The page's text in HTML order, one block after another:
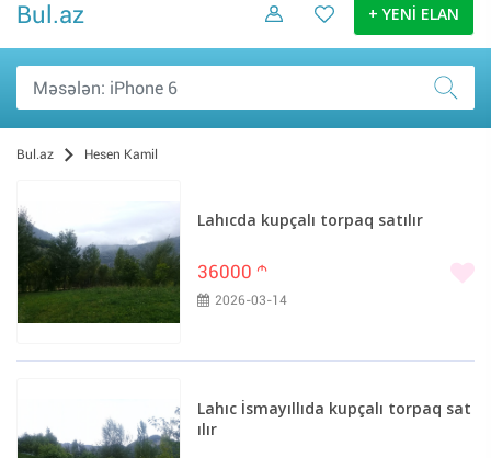
Bul.az + YENİ ELAN
Bul.az Hesen Kamil
Lahıcda kupçalı torpaq satılır
36000 m
2026-03-14
Lahıc İsmayıllıda kupçalı torpaq sat
ılır